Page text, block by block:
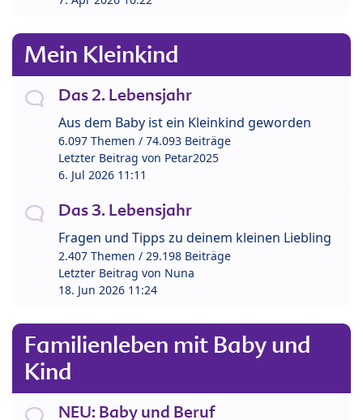
Mein Kleinkind
Das 2. Lebensjahr
Aus dem Baby ist ein Kleinkind geworden
6.097 Themen / 74.093 Beiträge
Letzter Beitrag von Petar2025
6. Jul 2026 11:11
Das 3. Lebensjahr
Fragen und Tipps zu deinem kleinen Liebling
2.407 Themen / 29.198 Beiträge
Letzter Beitrag von Nuna
18. Jun 2026 11:24
Familienleben mit Baby und
Kind
NEU: Baby und Beruf